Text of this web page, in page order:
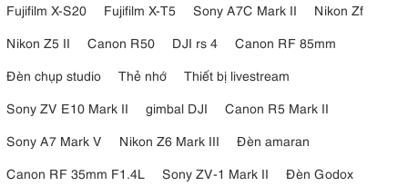
Fujifilm X-S20
Fujifilm X-T5 Sony A7C Mark II
Nikon Zf
Nikon Z5 II
Canon R50 DJI rs 4
Canon RF 85mm
Đèn chụp studio
Thẻ nhớ
Thiết bị livestream
Sony ZV E10 Mark II
gimbal DJI
Canon R5 Mark II
Sony A7 Mark V
Nikon Z6 Mark III
Đèn amaran
Canon RF 35mm F1.4L
Sony ZV-1 Mark II
Đèn Godox